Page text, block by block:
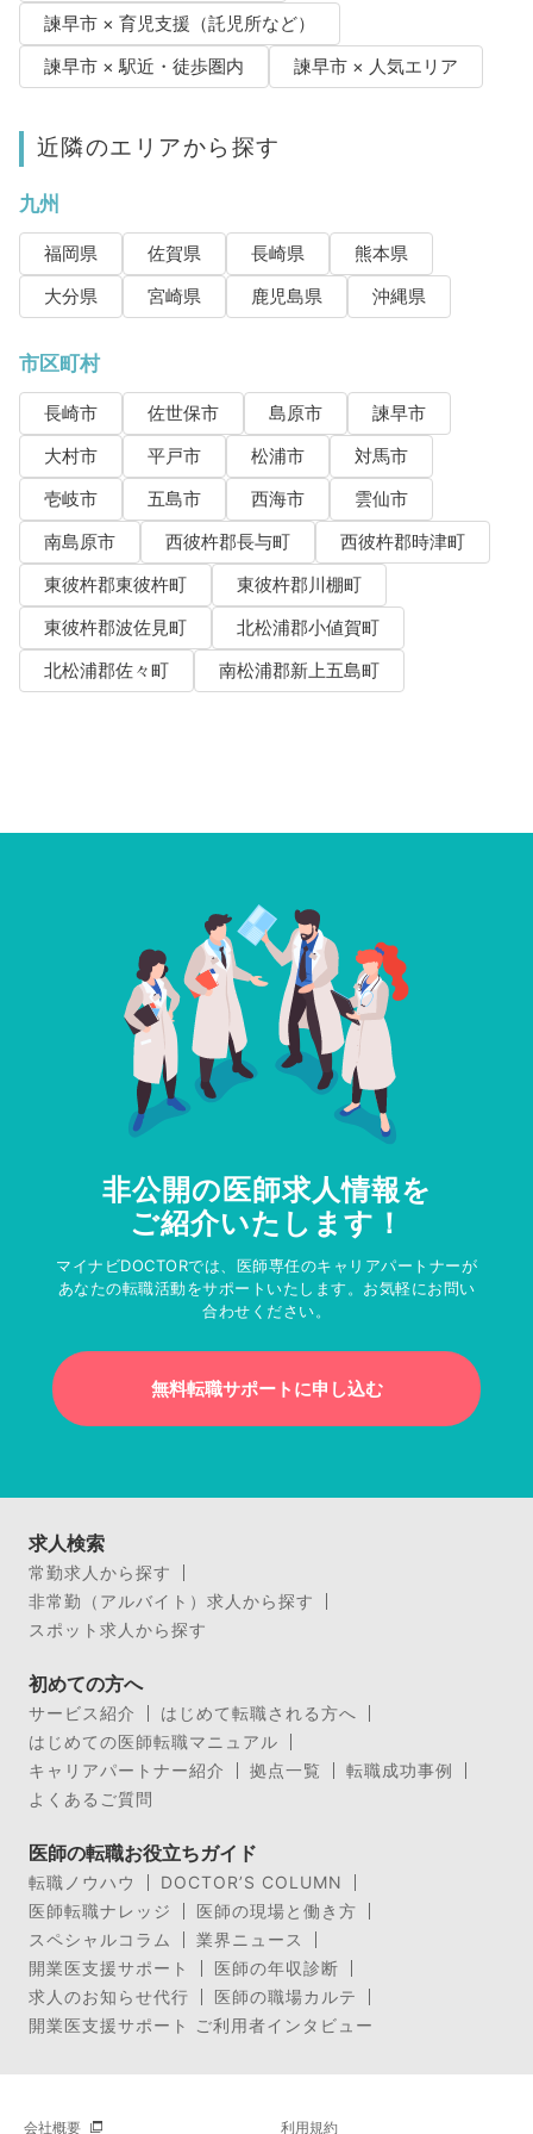
諫早市 × 育児支援（託児所など）
諫早市 × 駅近・徒歩圏内
諫早市 × 人気エリア
近隣のエリアから探す
九州
福岡県 佐賀県 長崎県
熊本県
大分県
宮崎県 鹿児島県 沖縄県
市区町村
長崎市 佐世保市 島原市
諫早市
大村市
平戸市 松浦市
対馬市
壱岐市
五島市 西海市
雲仙市
南島原市
西彼杵郡長与町
西彼杵郡時津町
東彼杵郡東彼杵町
東彼杵郡川棚町
東彼杵郡波佐見町
北松浦郡小値賀町
北松浦郡佐々町
南松浦郡新上五島町
非公開の医師求人情報を
ご紹介いたします！
マイナビDOCTORでは、医師専任のキャリアパートナーが
あなたの転職活動をサポートいたします。お気軽にお問い
合わせください。
無料転職サポートに申し込む
求人検索
常勤求人から探す
非常勤（アルバイト）求人から探す
スポット求人から探す
初めての方へ
サービス紹介
はじめて転職される方へ
はじめての医師転職マニュアル
キャリアパートナー紹介
拠点一覧
転職成功事例
よくあるご質問
医師の転職お役立ちガイド
転職ノウハウ
DOCTOR’S COLUMN
医師転職ナレッジ
医師の現場と働き方
スペシャルコラム
業界ニュース
開業医支援サポート
医師の年収診断
求人のお知らせ代行
医師の職場カルテ
開業医支援サポート ご利用者インタビュー
会社概要 利用規約